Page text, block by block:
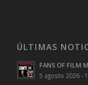
ÚLTIMAS
FANS OF FILM
5 agosto 2026 -